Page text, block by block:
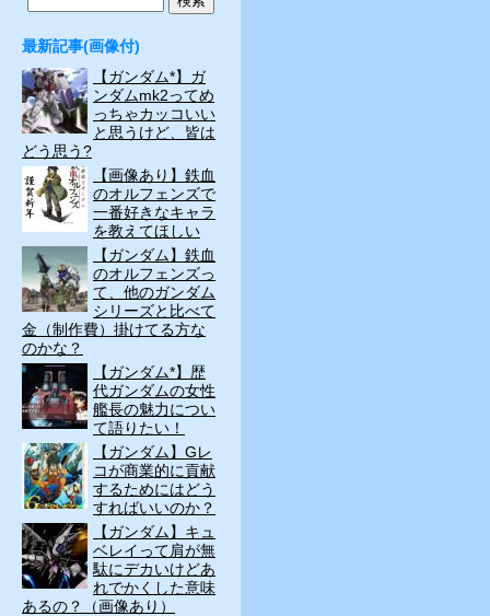
最新記事(画像付)
【ガンダム*】ガ
ンダムmk2ってめ
っちゃカッコいい
と思うけど、皆は
どう思う?
【画像あり】鉄血
のオルフェンズで
一番好きなキャラ
を教えてほしい
【ガンダム】鉄血
のオルフェンズっ
て、他のガンダム
シリーズと比べて
金（制作費）掛けてる方な
のかな？
【ガンダム*】歴
代ガンダムの女性
艦長の魅力につい
て語りたい！
【ガンダム】Gレ
コが商業的に貢献
するためにはどう
すればいいのか？
【ガンダム】キュ
ベレイって肩が無
駄にデカいけどあ
れでかくした意味
あるの？（画像あり）